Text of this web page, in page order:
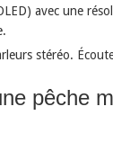
avec une
stéréo.
pêche